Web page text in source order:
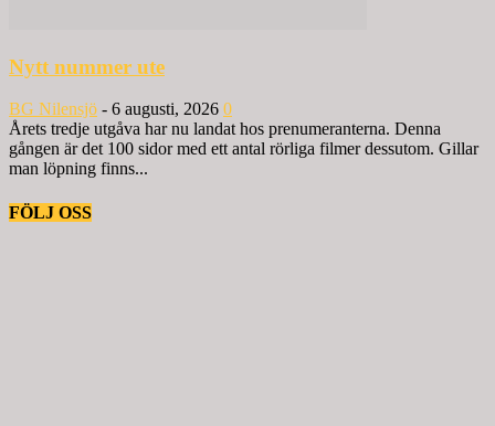
Nytt nummer ute
BG Nilensjö - 6 augusti, 2026 0
Årets tredje utgåva har nu landat hos prenumeranterna. Denna
gången är det 100 sidor med ett antal rörliga filmer dessutom. Gillar
man löpning finns...
FÖLJ OSS